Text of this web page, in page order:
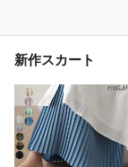
新作スカート